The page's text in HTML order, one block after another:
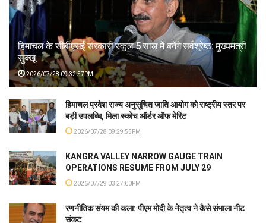
हिमाचल के सीबीएसई सरकारी स्कूल 5 साल में बनेंगे सर्वश्रेष्ठ: मुख्यमंत्री
सुक्खू
2026/07/28 09:32:57PM
हिमाचल प्रदेश राज्य अनुसूचित जाति आयोग को राष्ट्रीय स्तर पर
बड़ी उपलब्धि, मिला स्कोच ऑर्डर ऑफ मेरिट
2026/07/28 09:29:55PM
KANGRA VALLEY NARROW GAUGE TRAIN
OPERATIONS RESUME FROM JULY 29
2026/07/29 03:27:00PM
रणनीतिक संयम की कला: पीएम मोदी के नेतृत्व ने कैसे संभाला नीट
संकट